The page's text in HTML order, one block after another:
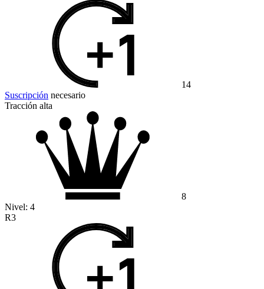
14
Suscripción necesario
Tracción alta
8
Nivel: 4
R3